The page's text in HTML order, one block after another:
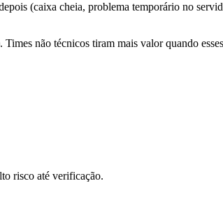
(caixa cheia, problema temporário no
não técnicos tiram mais valor quando
risco até verificação.